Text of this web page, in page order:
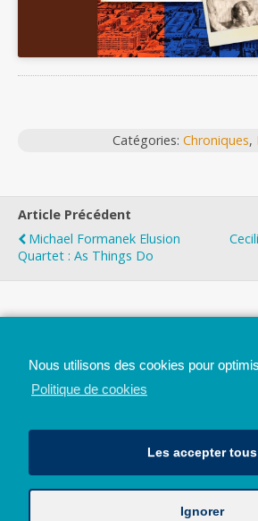
Catégories: Chroniques,
Article Précédent
Michael Formanek Elusion
Quartet : As Things Do
Nous utilisons des cookies pour
Politique de cookies
Les accepter tous
Ignorer